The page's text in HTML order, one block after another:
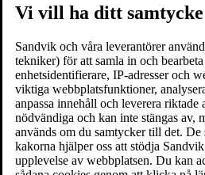
Vi vill ha ditt samtycke
Sandvik och våra leverantörer
tekniker) för att samla in och
enhetsidentifierare, IP-adresser och
viktiga webbplatsfunktioner,
anpassa innehåll och leverera riktade
nödvändiga och kan inte stängas av,
används om du samtycker till det. De
kakorna hjälper oss att stödja
upplevelse av webbplatsen. Du kan